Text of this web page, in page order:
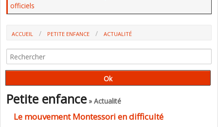
officiels
ACCUEIL PETITE ENFANCE
ACTUALITÉ
Petite enfance» Actualité
Le mouvement Montessori en difficulté